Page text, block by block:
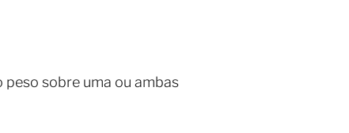
sobre uma ou ambas